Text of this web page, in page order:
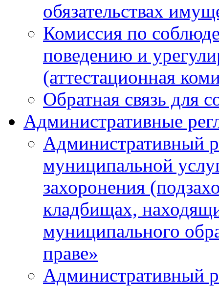
обязательствах
Комиссия по
поведению и
(аттестационная
Обратная связь для
Административные
Административный
муниципальной
захоронения
кладбищах,
муниципального
праве»
Административный